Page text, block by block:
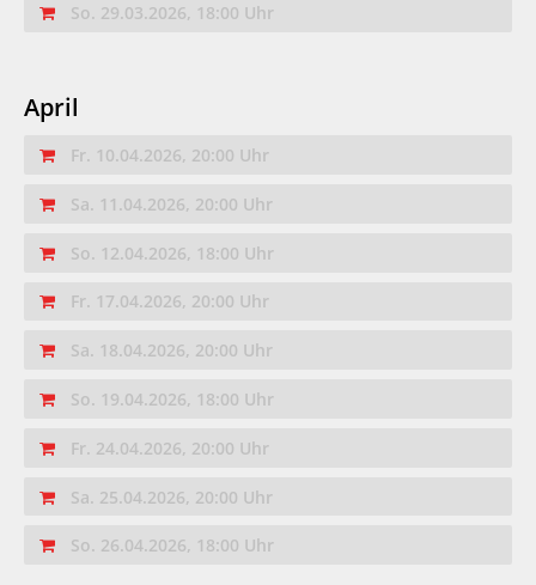
So. 29.03.2026, 18:00 Uhr
April
Fr. 10.04.2026, 20:00 Uhr
Sa. 11.04.2026, 20:00 Uhr
So. 12.04.2026, 18:00 Uhr
Fr. 17.04.2026, 20:00 Uhr
Sa. 18.04.2026, 20:00 Uhr
So. 19.04.2026, 18:00 Uhr
Fr. 24.04.2026, 20:00 Uhr
Sa. 25.04.2026, 20:00 Uhr
So. 26.04.2026, 18:00 Uhr